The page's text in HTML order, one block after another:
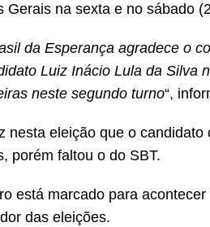
Gerais na sexta e no sábado
da Esperança agradece o
Luiz Inácio Lula da Silva
neste segundo turno“,
nesta eleição que o
porém faltou o do SBT.
está marcado para
das eleições.